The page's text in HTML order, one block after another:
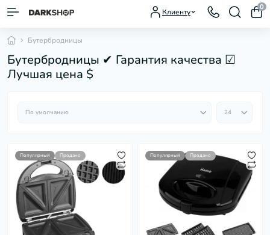
Клиенту
0
Бутербродницы
Бутербродницы ✔ Гарантия качества ☑
Лучшая цена $
Популярный Продано Популярный Продано